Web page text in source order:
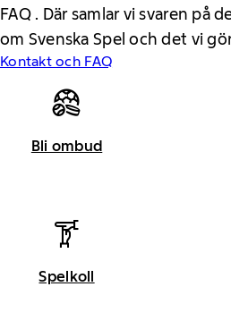
FAQ . Där samlar vi svaren på
om Svenska Spel och det vi
Kontakt och FAQ
Bli ombud
Spelkoll